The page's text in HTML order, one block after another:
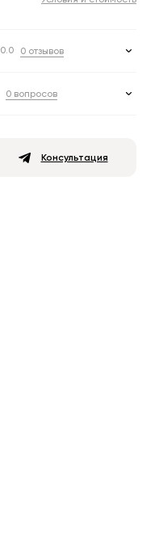
0.0 0 отзывов
0 вопросов
Консультация